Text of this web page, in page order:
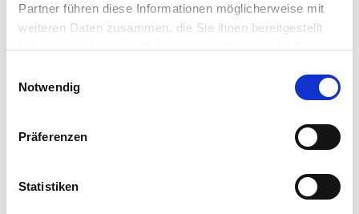
Partner führen diese Informationen möglicherweise mit
weiteren Daten zusammen, die Sie ihnen bereitgestellt
haben oder die sie im Rahmen Ihrer Nutzung der Dienste
Notwendig
Präferenzen
Statistiken
eines im Ausland erworbenen Berufsabschlusses
befinden.
Abhängig vom Kursziel: Deutschkenntnisse auf dem
oder Vorlage des Zertifikats, nicht älter als 6
ZIELE: